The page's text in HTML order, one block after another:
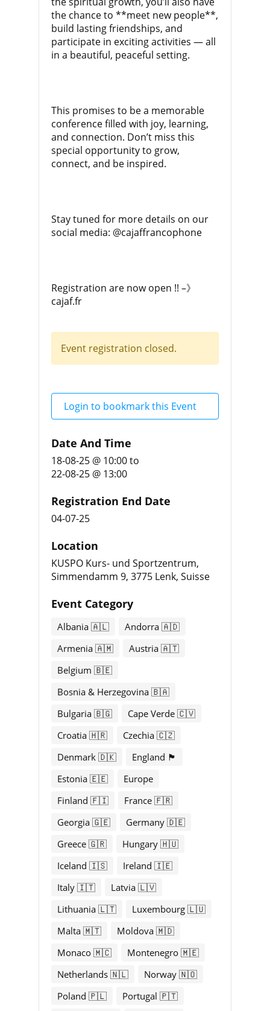
the chance to **meet new people**,
build lasting friendships, and
participate in exciting activities — all
in a beautiful, peaceful setting.
This promises to be a memorable
conference filled with joy, learning,
and connection. Don’t miss this
special opportunity to grow,
connect, and be inspired.
Stay tuned for more details on our
social media: @cajaffrancophone
Registration are now open !! –》
cajaf.fr
Event registration closed.
Login to bookmark this Event
Date And Time
18-08-25 @ 10:00to
22-08-25 @ 13:00
Registration End Date
04-07-25
Location
KUSPO Kurs- und Sportzentrum,
Simmendamm 9, 3775 Lenk, Suisse
Event Category
Albania 🇦🇱
Andorra 🇦🇩
Armenia 🇦🇲
Austria 🇦🇹
Belgium 🇧🇪
Bosnia & Herzegovina 🇧🇦
Bulgaria 🇧🇬
Cape Verde 🇨🇻
Croatia 🇭🇷
Czechia 🇨🇿
Denmark 🇩🇰
England 🏴󠁧󠁢󠁥󠁮󠁧󠁿
Estonia 🇪🇪
Europe
Finland 🇫🇮
France 🇫🇷
Georgia 🇬🇪
Germany 🇩🇪
Greece 🇬🇷
Hungary 🇭🇺
Iceland 🇮🇸
Ireland 🇮🇪
Italy 🇮🇹
Latvia 🇱🇻
Lithuania 🇱🇹
Luxembourg 🇱🇺
Malta 🇲🇹
Moldova 🇲🇩
Monaco 🇲🇨
Montenegro 🇲🇪
Netherlands 🇳🇱
Norway 🇳🇴
Poland 🇵🇱
Portugal 🇵🇹